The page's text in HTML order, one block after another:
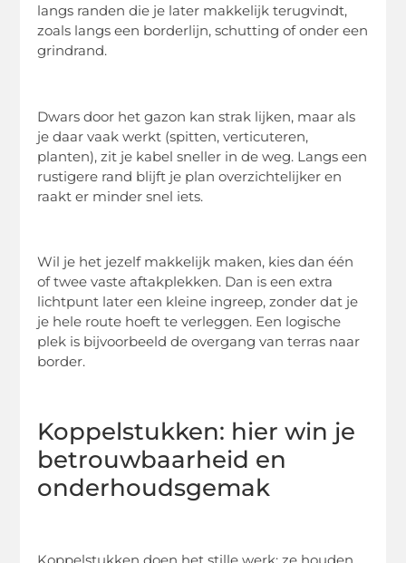
langs randen die je later makkelijk terugvindt,
zoals langs een borderlijn, schutting of onder een
grindrand.
Dwars door het gazon kan strak lijken, maar als
je daar vaak werkt (spitten, verticuteren,
planten), zit je kabel sneller in de weg. Langs een
rustigere rand blijft je plan overzichtelijker en
raakt er minder snel iets.
Wil je het jezelf makkelijk maken, kies dan één
of twee vaste aftakplekken. Dan is een extra
lichtpunt later een kleine ingreep, zonder dat je
je hele route hoeft te verleggen. Een logische
plek is bijvoorbeeld de overgang van terras naar
border.
Koppelstukken: hier win je
betrouwbaarheid en
onderhoudsgemak
Koppelstukken doen het stille werk: ze houden